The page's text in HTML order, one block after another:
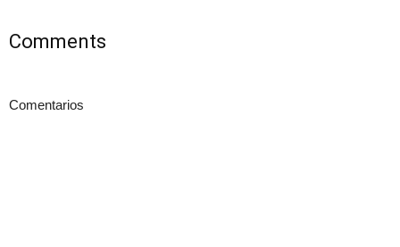
Comments
Comentarios